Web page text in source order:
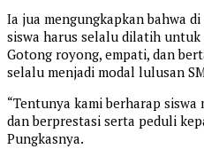
Ia jua mengungkapkan bahwa
siswa harus selalu dilatih
Gotong royong, empati, dan
selalu menjadi modal lulusan
“Tentunya kami berharap
dan berprestasi serta peduli
Pungkasnya.